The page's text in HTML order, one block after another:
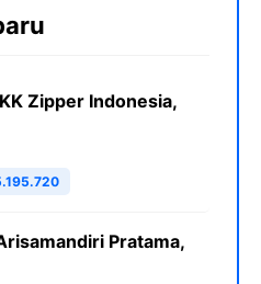
Zipper Indonesia,
Pratama,